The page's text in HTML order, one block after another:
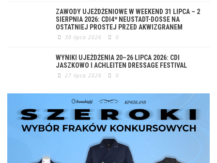
ZAWODY UJEŻDŻENIOWE W WEEKEND 31 LIPCA – 2
SIERPNIA 2026: CDI4* NEUSTADT-DOSSE NA
OSTATNIEJ PROSTEJ PRZED AKWIZGRANEM
30 lipca 2026 0
WYNIKI UJEŻDŻENIA 20–26 LIPCA 2026: CDI
JASZKOWO I ACHLEITEN DRESSAGE FESTIVAL
27 lipca 2026 0